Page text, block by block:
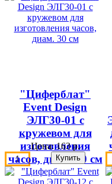
"Циферблат"
Event Design
ЭЛГ30-01 с
кружевом для
изготовления
часов, диам. 30 см
Цена:163 р.